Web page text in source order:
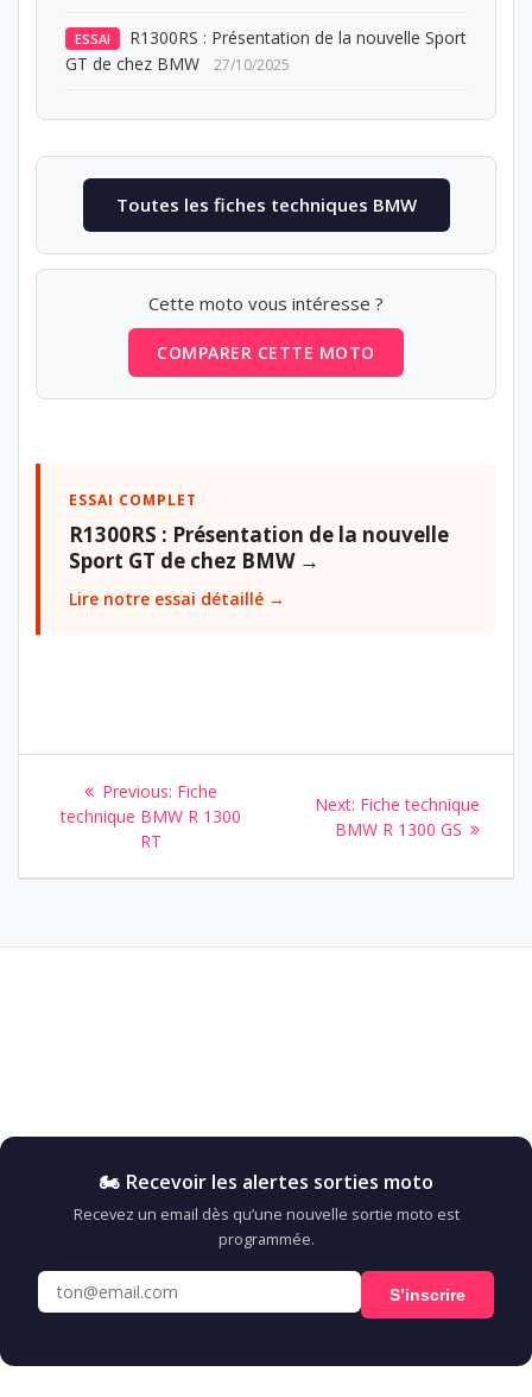
ESSAI
R1300RS : Présentation de la nouvelle Sport
GT de chez BMW
27/10/2025
Toutes les fiches techniques BMW
Cette moto vous intéresse ?
COMPARER CETTE MOTO
ESSAI COMPLET
R1300RS : Présentation de la nouvelle
Sport GT de chez BMW →
Lire notre essai détaillé →
Navigation
l’article
Previous: Previous
post:
Fiche
technique BMW R 1300
RT
Next: Next
post:
Fiche technique
BMW R 1300 GS
🏍️ Recevoir les alertes sorties moto
Recevez un email dès qu’une nouvelle sortie moto est
programmée.
S’inscrire